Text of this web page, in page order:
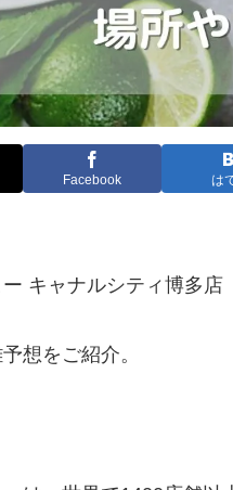
Facebook は
キャナルシティ博多
想をご紹介。